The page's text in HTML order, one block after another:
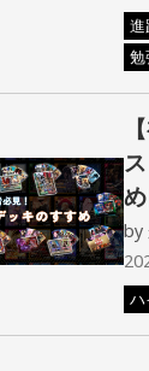
進
勉
by
ハ